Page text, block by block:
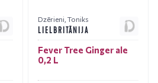
Dzērieni, Toniks
LIELBRITĀNIJA
Fever Tree Ginger ale
0,2 L